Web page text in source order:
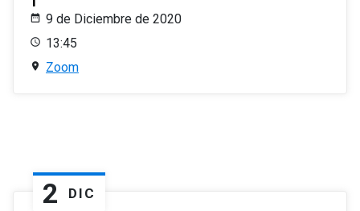
9 de Diciembre de 2020
13:45
Zoom
2 DIC